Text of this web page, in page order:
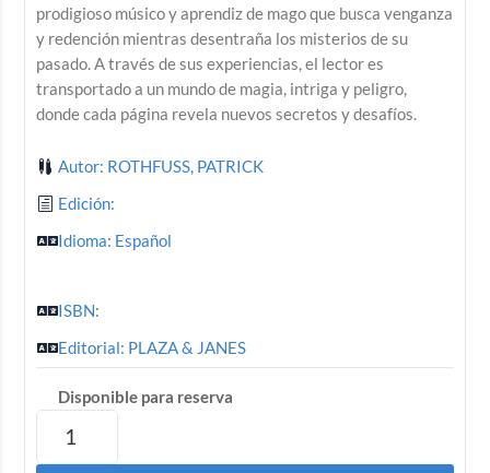
prodigioso músico y aprendiz de mago que busca venganza
y redención mientras desentraña los misterios de su
pasado. A través de sus experiencias, el lector es
transportado a un mundo de magia, intriga y peligro,
donde cada página revela nuevos secretos y desafíos.
Autor: ROTHFUSS, PATRICK
Edición:
Idioma: Español
ISBN:
Editorial: PLAZA & JANES
Disponible para reserva